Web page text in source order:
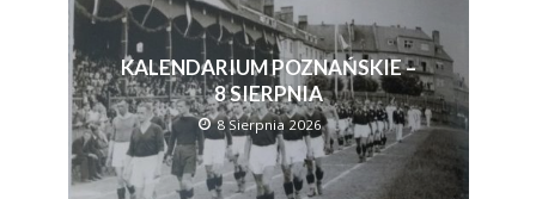
KALENDARIUM POZNAŃSKIE –
8 SIERPNIA
8 Sierpnia 2026